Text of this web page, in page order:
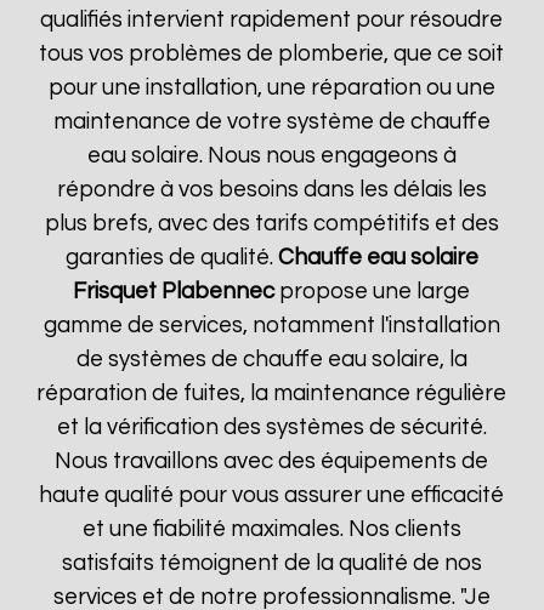
qualifiés intervient rapidement pour résoudre
tous vos problèmes de plomberie, que ce soit
pour une installation, une réparation ou une
maintenance de votre système de chauffe
eau solaire. Nous nous engageons à
répondre à vos besoins dans les délais les
plus brefs, avec des tarifs compétitifs et des
garanties de qualité. Chauffe eau solaire
Frisquet Plabennecpropose une large
gamme de services, notamment l'installation
de systèmes de chauffe eau solaire, la
réparation de fuites, la maintenance régulière
et la vérification des systèmes de sécurité.
Nous travaillons avec des équipements de
haute qualité pour vous assurer une efficacité
et une fiabilité maximales. Nos clients
satisfaits témoignent de la qualité de nos
services et de notre professionnalisme. "Je